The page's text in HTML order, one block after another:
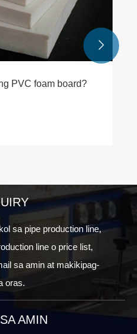

sa pipe production line,
line o price list,
sa amin at makikipag-
oras.
AMIN